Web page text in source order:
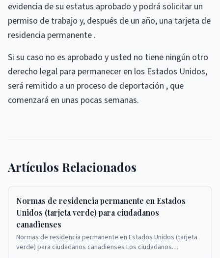
evidencia de su estatus aprobado y podrá solicitar un
permiso de trabajo y, después de un año, una tarjeta de
residencia permanente .
Si su caso no es aprobado y usted no tiene ningún otro
derecho legal para permanecer en los Estados Unidos,
será remitido a un proceso de deportación , que
comenzará en unas pocas semanas.
Artículos Relacionados
Normas de residencia permanente en Estados
Unidos (tarjeta verde) para ciudadanos
canadienses
Normas de residencia permanente en Estados Unidos (tarjeta
verde) para ciudadanos canadienses Los ciudadanos